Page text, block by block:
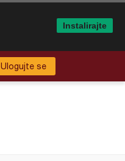
Ulogujte se
Instalirajte